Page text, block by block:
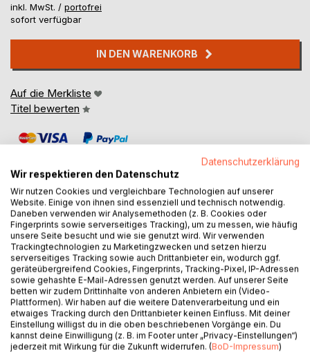
inkl. MwSt. / portofrei
sofort verfügbar
IN DEN WARENKORB
Auf die Merkliste
Titel bewerten
BESCHREIBUNG
Ein Buch von Jacqueline Coskun
Es bringt tiefe Einblicke in mein Leben und ich nehme euch
mit meiner Geschichte mit.
Eine Geschichte einer unheilbaren Erkrankten.
Datenschutzerklärung
Wir respektieren den Datenschutz
Wir nutzen Cookies und vergleichbare Technologien auf unserer
Website. Einige von ihnen sind essenziell und technisch notwendig.
Daneben verwenden wir Analysemethoden (z. B. Cookies oder
Fingerprints sowie serverseitiges Tracking), um zu messen, wie häufig
unsere Seite besucht und wie sie genutzt wird. Wir verwenden
Trackingtechnologien zu Marketingzwecken und setzen hierzu
serverseitiges Tracking sowie auch Drittanbieter ein, wodurch ggf.
geräteübergreifend Cookies, Fingerprints, Tracking-Pixel, IP-Adressen
sowie gehashte E-Mail-Adressen genutzt werden. Auf unserer Seite
betten wir zudem Drittinhalte von anderen Anbietern ein (Video-
Plattformen). Wir haben auf die weitere Datenverarbeitung und ein
etwaiges Tracking durch den Drittanbieter keinen Einfluss. Mit deiner
Einstellung willigst du in die oben beschriebenen Vorgänge ein. Du
kannst deine Einwilligung (z. B. im Footer unter „Privacy-Einstellungen“)
jederzeit mit Wirkung für die Zukunft widerrufen. (BoD-Impressum)